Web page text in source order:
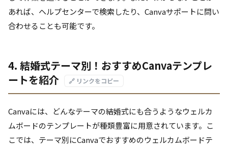
あれば、ヘルプセンターで検索したり、Canvaサポートに問い
合わせることも可能です。
4. 結婚式テーマ別！おすすめCanvaテンプレ
ートを紹介
🔗 リンクをコピー
Canvaには、どんなテーマの結婚式にも合うようなウェルカ
ムボードのテンプレートが種類豊富に用意されています。こ
こでは、テーマ別にCanvaでおすすめのウェルカムボードテ